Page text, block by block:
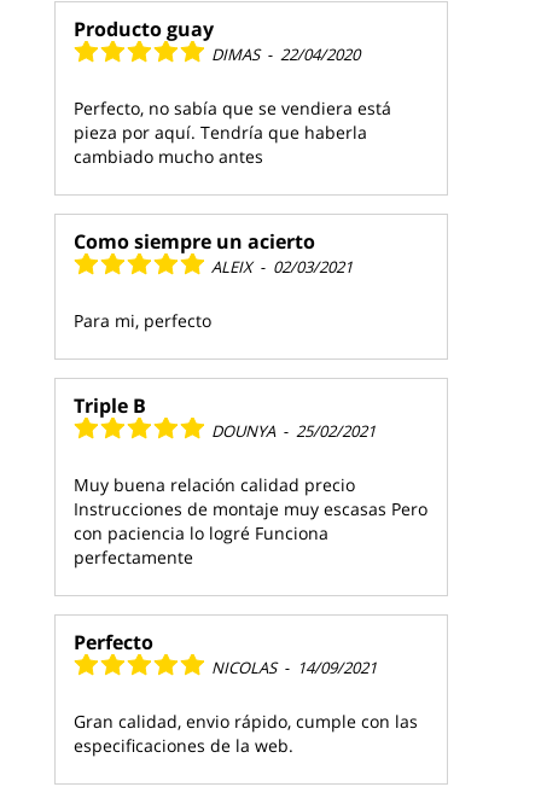
Producto guay
DIMAS - 22/04/2020
Perfecto, no sabía que se vendiera está
pieza por aquí. Tendría que haberla
cambiado mucho antes
Como siempre un acierto
ALEIX - 02/03/2021
Para mi, perfecto
Triple B
DOUNYA - 25/02/2021
Muy buena relación calidad precio
Instrucciones de montaje muy escasas Pero
con paciencia lo logré Funciona
perfectamente
Perfecto
NICOLAS - 14/09/2021
Gran calidad, envio rápido, cumple con las
especificaciones de la web.